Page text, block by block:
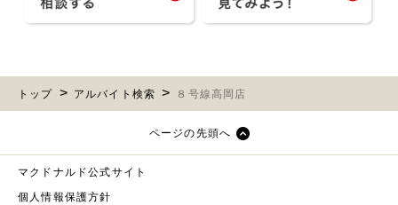
トップ アルバイト検索 ８号線高岡店
ページの先頭へ
マクドナルド公式サイト
個人情報保護方針